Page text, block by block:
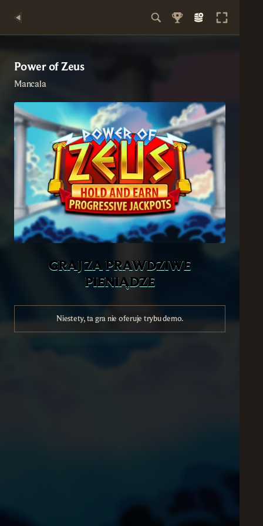
Power of Zeus
Mancala
GRAJ ZA PRAWDZIWE
PIENIĄDZE
Niestety, ta gra nie oferuje trybu demo.